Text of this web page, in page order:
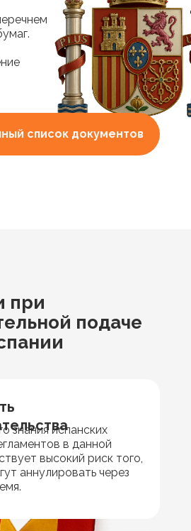
список документов
знания испанских
в данной
высокий риск того,
аннулировать через
при
подаче